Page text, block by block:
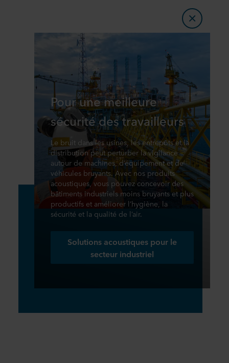
Pour une meilleure
sécurité des travailleurs
Le bruit dans les usines, les entrepôts et la
distribution peut perturber la vigilance
autour de machines, d’équipement et de
véhicules bruyants. Avec nos produits
acoustiques, vous pouvez concevoir des
bâtiments industriels moins bruyants et plus
productifs et améliorer l’hygiène, la
sécurité et la qualité de l’air.
Solutions acoustiques pour le
secteur industriel